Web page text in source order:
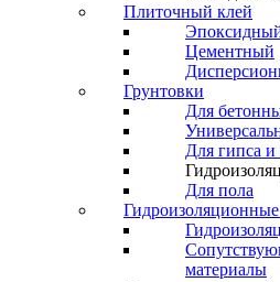
Плиточный клей
Цементный
Грунтовки
Для
Для гипса и
Для пола
материалы